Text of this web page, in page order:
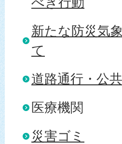
新たな防災気
て
道路通行・公
医療機関
災害ゴミ